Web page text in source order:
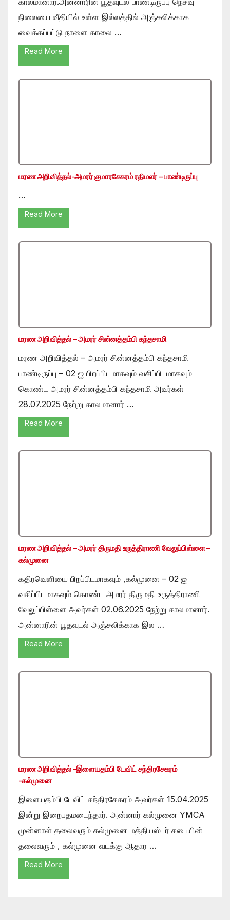
நிலையை வீதியில் உள்ள இல்லத்தில் அஞ்சலிக்காக
வைக்கப்பட்டு நாளை காலை …
Read More
மரண அறிவித்தல்-அமரர் குமாரசேகரம் ரதிமலர் – பாண்டிருப்பு
…
Read More
மரண அறிவித்தல் – அமரர் சின்னத்தம்பி கந்தசாமி
மரண அறிவித்தல் – அமரர் சின்னத்தம்பி கந்தசாமி
பாண்டிருப்பு – 02 ஐ பிறப்பிடமாகவும் வசிப்பிடமாகவும்
கொண்ட அமரர் சின்னத்தம்பி கந்தசாமி அவர்கள்
28.07.2025 நேற்று காலமானார் …
Read More
மரண அறிவித்தல் – அமரர் திருமதி உருத்திராணி வேலுப்பிள்ளை –
கல்முனை
கதிரவெளியை பிறப்பிடமாகவும் ,கல்முனை – 02 ஐ
வசிப்பிடமாகவும் கொண்ட அமரர் திருமதி உருத்திராணி
வேலுப்பிள்ளை அவர்கள் 02.06.2025 நேற்று காலமானார்.
அன்னாரின் பூதவுடல் அஞ்சலிக்காக இல …
Read More
மரண அறிவித்தல் -இளையதம்பி டேவிட் சந்திரசேகரம்
-கல்முனை
இளையதம்பி டேவிட் சந்திரசேகரம் அவர்கள் 15.04.2025
இன்று இறைபதமடைந்தார். அன்னார் கல்முனை YMCA
முன்னாள் தலைவரும் கல்முனை மத்தியஸ்டர் சபையின்
தலைவரும் , கல்முனை வடக்கு ஆதார …
Read More